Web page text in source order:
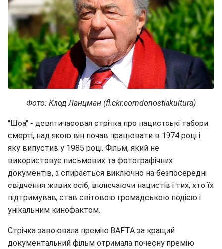
Фото: Клод Ланцман (flickr.comdonostiakultura)
"Шоа" - девятичасовая стрічка про нацистські табори
смерті, над якою він почав працювати в 1974 році і
яку випустив у 1985 році. Фільм, який не
використовує письмових та фотографічних
документів, а спирається виключно на безпосередні
свідчення живих осіб, включаючи нацистів і тих, хто їх
підтримував, став світовою громадською подією і
унікальним кинофактом.
Стрічка завоювала премію BAFTA за кращий
документальний фільм отримала почесну премію